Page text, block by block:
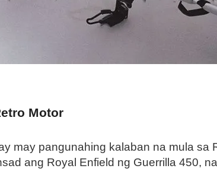
Motor
may pangunahing kalaban na mula sa
ang Royal Enfield ng Guerrilla 450,